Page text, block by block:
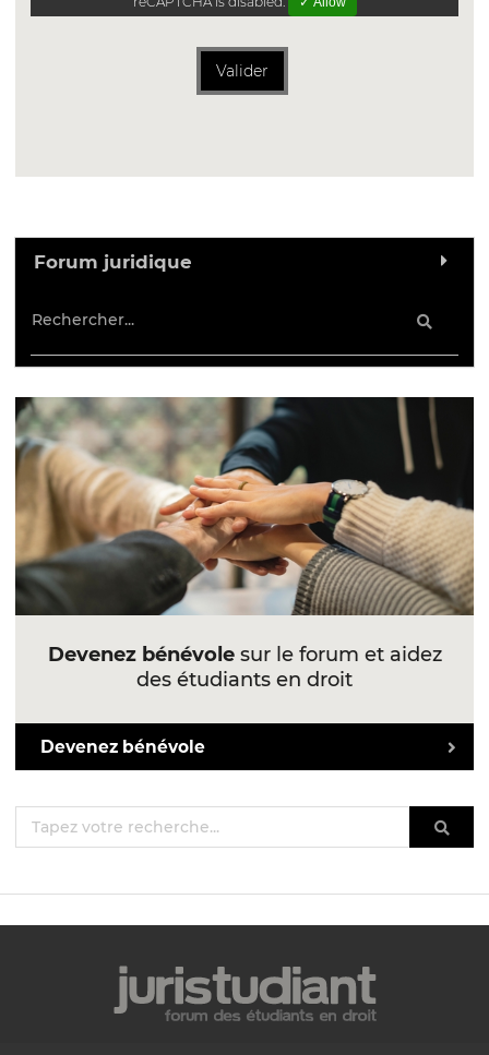
Valider
Forum juridique
Devenez bénévolesur le forum et aidez
des étudiants en droit
Devenez bénévole